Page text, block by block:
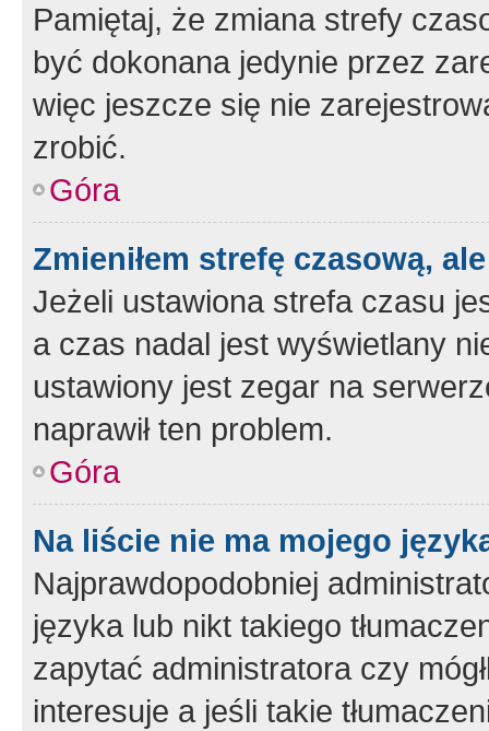
Pamiętaj, że zmiana strefy
być dokonana jedynie przez
więc jeszcze się nie
zrobić.
Góra
Zmieniłem strefę czasową,
Jeżeli ustawiona strefa czasu
a czas nadal jest wyświetlany
ustawiony jest zegar na
naprawił ten problem.
Góra
Na liście nie ma mojego
Najprawdopodobniej
języka lub nikt takiego
zapytać administratora czy
interesuje a jeśli takie